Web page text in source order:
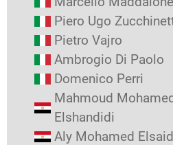
Piero Ugo
Pietro Vajro
Ambrogio Di Paolo
Domenico Perri
Mahmoud
Elshandidi
Aly Mohamed